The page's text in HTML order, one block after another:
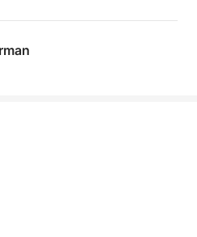
Copacabana-
Vi inkluderar små
expertberättande. Du
mer bekvämt och mer